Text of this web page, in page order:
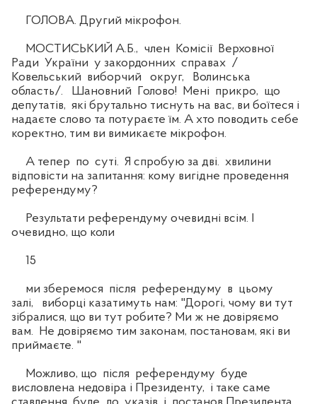
ГОЛОВА. Другий мікрофон.
МОСТИСЬКИЙ А.Б., член Комісії Верховної
Ради України у закордонних справах /
Ковельський виборчий округ, Волинська
область/. Шановний Голово! Мені прикро, що
депутатів, які брутально тиснуть на вас, ви боїтеся і
надаєте слово та потураєте їм. А хто поводить себе
коректно, тим ви вимикаєте мікрофон.
А тепер по суті. Я спробую за дві. хвилини
відповісти на запитання: кому вигідне проведення
референдуму?
Результати референдуму очевидні всім. І
очевидно, що коли
15
ми зберемося після референдуму в цьому
залі, виборці казатимуть нам: "Дорогі, чому ви тут
зібралися, що ви тут робите? Ми ж не довіряємо
вам. Не довіряємо тим законам, постановам, які ви
приймаєте. "
Можливо, що після референдуму буде
висловлена недовіра і Президенту, і таке саме